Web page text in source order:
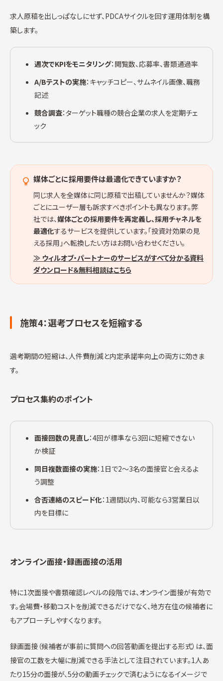
求人原稿を出しっぱなしにせず、PDCAサイクルを回す運用体制を構
築します。
週次でKPIをモニタリング：閲覧数、応募率、書類通過率
A/Bテストの実施：キャッチコピー、サムネイル画像、職務
記述
競合調査：ターゲット職種の競合企業の求人を定期チェ
ック
媒体ごとに採用要件は最適化できていますか？
同じ求人を全媒体に同じ原稿で出稿していませんか？媒体
ごとにユーザー層も訴求すべきポイントも異なります。弊
社では、媒体ごとの採用要件を再定義し、採用チャネルを
最適化するサービスを提供しています。「投資対効果の見
える採用」へ転換したい方はお問い合わせください。
≫ ウィルオブ・パートナーのサービスがすべて分かる資料
ダウンロード＆無料相談はこちら
施策4：選考プロセスを短縮する
選考期間の短縮は、人件費削減と内定承諾率向上の両方に効きま
す。
プロセス集約のポイント
面接回数の見直し：4回が標準なら3回に短縮できない
か検証
同日複数面接の実施：1日で2〜3名の面接官と会えるよ
う調整
合否連絡のスピード化：1週間以内、可能なら3営業日以
内を目標に
オンライン面接・録画面接の活用
特に1次面接や書類確認レベルの段階では、オンライン面接が有効で
す。会場費・移動コストを削減できるだけでなく、地方在住の候補者に
もアプローチしやすくなります。
録画面接（候補者が事前に質問への回答動画を提出する形式）は、面
接官の工数を大幅に削減できる手法として注目されています。1人あ
たり15分の面接が、5分の動画チェックで済むようになるイメージで